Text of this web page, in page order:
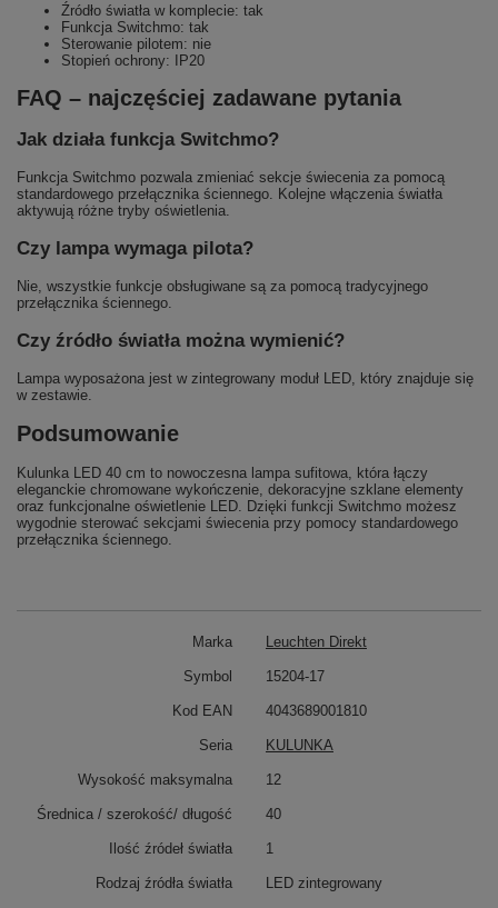
Źródło światła w komplecie: tak
Funkcja Switchmo: tak
Sterowanie pilotem: nie
Stopień ochrony: IP20
FAQ – najczęściej zadawane pytania
Jak działa funkcja Switchmo?
Funkcja Switchmo pozwala zmieniać sekcje świecenia za pomocą
standardowego przełącznika ściennego. Kolejne włączenia światła
aktywują różne tryby oświetlenia.
Czy lampa wymaga pilota?
Nie, wszystkie funkcje obsługiwane są za pomocą tradycyjnego
przełącznika ściennego.
Czy źródło światła można wymienić?
Lampa wyposażona jest w zintegrowany moduł LED, który znajduje się
w zestawie.
Podsumowanie
Kulunka LED 40 cm to nowoczesna lampa sufitowa, która łączy
eleganckie chromowane wykończenie, dekoracyjne szklane elementy
oraz funkcjonalne oświetlenie LED. Dzięki funkcji Switchmo możesz
wygodnie sterować sekcjami świecenia przy pomocy standardowego
przełącznika ściennego.
Marka Leuchten Direkt
Symbol 15204-17
Kod EAN 4043689001810
Seria KULUNKA
Wysokość maksymalna 12
Średnica / szerokość/ długość 40
Ilość źródeł światła 1
Rodzaj źródła światła LED zintegrowany